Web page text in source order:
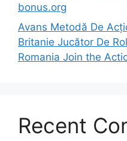
bonus.org
Avans Metodă De
Britanie Jucător De
Romania Join the
Recent